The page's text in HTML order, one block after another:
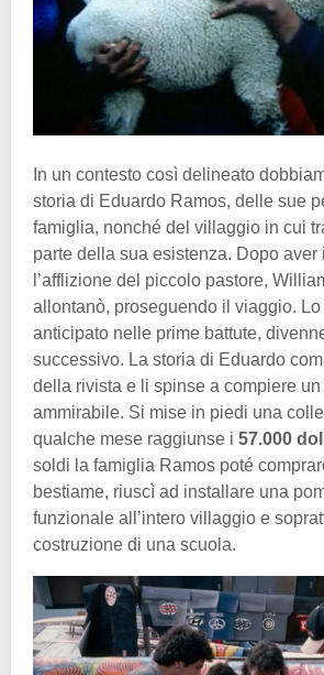
In un contesto così delineato
storia di Eduardo Ramos, delle sue
famiglia, nonché del villaggio in cui
parte della sua esistenza. Dopo aver
l’afflizione del piccolo pastore,
allontanò, proseguendo il viaggio. Lo
anticipato nelle prime battute,
successivo. La storia di Eduardo
della rivista e li spinse a compiere un
ammirabile. Si mise in piedi una
qualche mese raggiunse i 57.000
soldi la famiglia Ramos poté
bestiame, riuscì ad installare una
funzionale all’intero villaggio e
costruzione di una scuola.